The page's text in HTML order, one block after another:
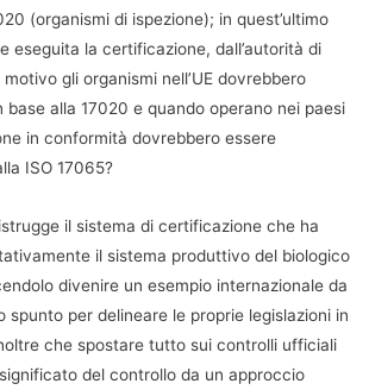
(organismi di ispezione); in quest’ultimo
eseguita la certificazione, dall’autorità di
gli organismi nell’UE dovrebbero
alla 17020 e quando operano nei paesi
in conformità dovrebbero essere
ISO 17065?
il sistema di certificazione che ha
il sistema produttivo del biologico
divenire un esempio internazionale da
per delineare le proprie legislazioni in
che spostare tutto sui controlli ufficiali
del controllo da un approccio